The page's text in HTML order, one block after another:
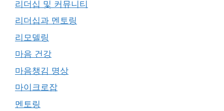
리더십 및 커뮤니티
리더십과 멘토링
리모델링
마음 건강
마음챙김 명상
마이크로잡
멘토링